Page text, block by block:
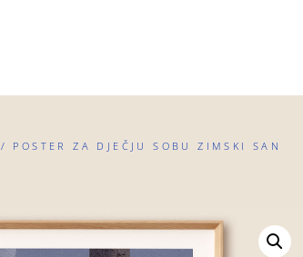
/ POSTER ZA DJEČJU SOBU ZIMSKI SAN